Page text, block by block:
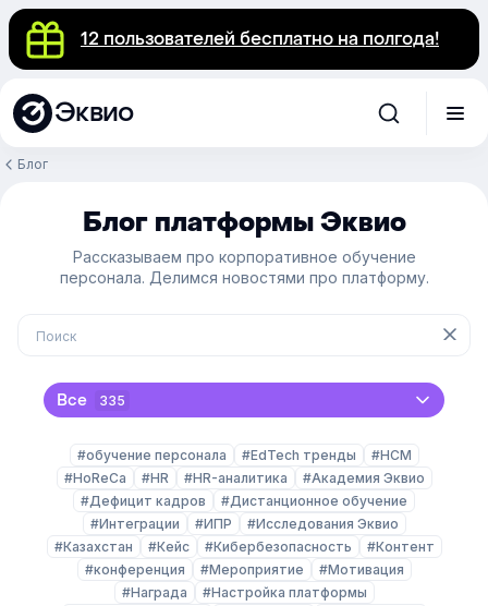
12 пользователей бесплатно на полгода!
Эквио
Блог
Блог платформы Эквио
Рассказываем про корпоративное обучение
персонала. Делимся новостями про платформу.
Все 335
#обучение персонала #EdTech тренды
#HCM
#HoReCa
#HR #HR-аналитика
#Академия Эквио
#Дефицит кадров
#Дистанционное обучение
#Интеграции
#ИПР
#Исследования Эквио
#Казахстан
#Кейс #Кибербезопасность
#Контент
#конференция
#Мероприятие
#Мотивация
#Награда
#Настройка платформы